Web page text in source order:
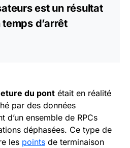
est un résultat
temps d’arrêt
du pont était en réalité
par des données
d’un ensemble de RPCs
déphasées. Ce type de
les points de terminaison